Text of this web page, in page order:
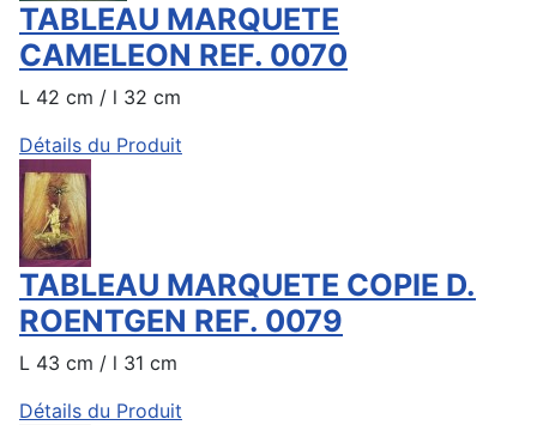
TABLEAU MARQUETE
CAMELEON REF. 0070
L 42 cm / l 32 cm
Détails du Produit
TABLEAU MARQUETE COPIE D.
ROENTGEN REF. 0079
L 43 cm / l 31 cm
Détails du Produit